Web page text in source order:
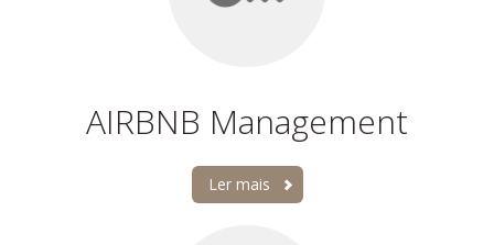
AIRBNB Management
Ler mais